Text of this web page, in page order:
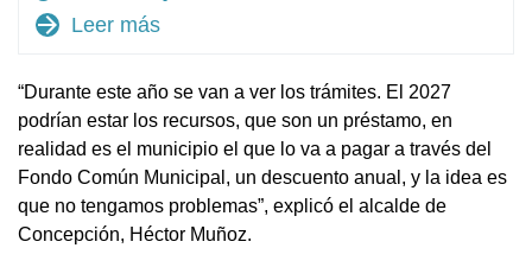
arrow_forward Leer más
“Durante este año se van a ver los trámites. El 2027
podrían estar los recursos, que son un préstamo, en
realidad es el municipio el que lo va a pagar a través del
Fondo Común Municipal, un descuento anual, y la idea es
que no tengamos problemas”, explicó el alcalde de
Concepción, Héctor Muñoz.